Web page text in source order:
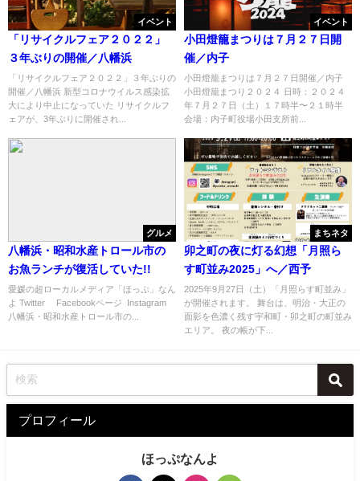
イベント
「リサイクルフェア２０２２」
３年ぶりの開催／八幡浜
「リサイクルフェア２０２２」３年ぶりの
開催／八幡浜 新型コロナウイルス感染拡
大により中止になっていた リサイクルフ
ェアが、3年ぶりに開催され...
イベント
小田燈籠まつりは７月２７日開
催／内子
小田燈籠まつりは７月２７日開催／内子
小田燈籠まつり２０２４ 日時：２０２４
年７月２７日（土）１７時半〜２１時半
会場：内子町役場小田支所前...
グルメ
八幡浜・昭和水産トロール市の
お魚ランチが復活していた!!
愛媛の超ローカルメディア「ほっぷ」なん
よ Twitter Facebookページ Instagram
八幡浜・昭和水産トロール市の...
まちネタ
卯之町の夜に灯る幻想「月照ら
す町並み2025」へ／西予
2025年9月27日（土）「月照らす町並み」
が開催されます。 舞台は、明治・大正の
面影を色濃く残す宇和町・卯之町の町並み
エリア。 夜の帳が下...
プロフィール
ほっぷなんよ